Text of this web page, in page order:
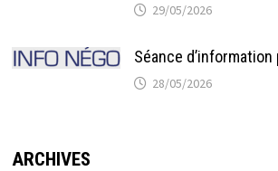
29/05/2026
Séance
28/05/2026
ARCHIVES